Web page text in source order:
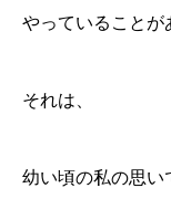
やっていることが
それは、
幼い頃の私の思い